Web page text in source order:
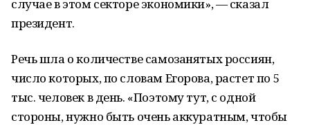
случае в этом секторе экономики», — сказал
президент.
Речь шла о количестве самозанятых россиян,
число которых, по словам Егорова, растет по 5
тыс. человек в день. «Поэтому тут, с одной
стороны, нужно быть очень аккуратным, чтобы